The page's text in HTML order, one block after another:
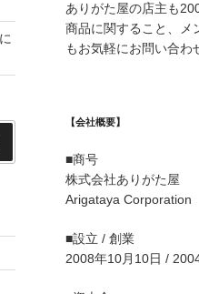
に
ありがた屋の店主も
商品に関すること、メ
もお気軽にお問い合わ
【会社概要】
■商号
株式会社ありがた屋
Arigataya Corporation
■設立 / 創業
2008年10月10日 /